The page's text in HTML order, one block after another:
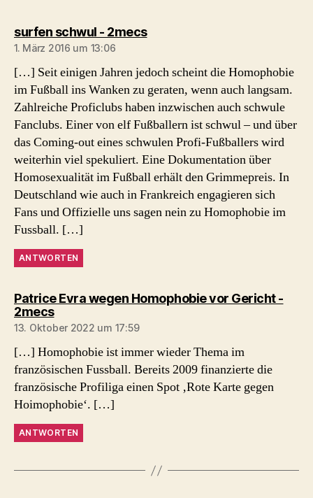
surfen schwul - 2mecssagt:
1. März 2016 um 13:06
[…] Seit einigen Jahren jedoch scheint die Homophobie
im Fußball ins Wanken zu geraten, wenn auch langsam.
Zahlreiche Proficlubs haben inzwischen auch schwule
Fanclubs. Einer von elf Fußballern ist schwul – und über
das Coming-out eines schwulen Profi-Fußballers wird
weiterhin viel spekuliert. Eine Dokumentation über
Homosexualität im Fußball erhält den Grimmepreis. In
Deutschland wie auch in Frankreich engagieren sich
Fans und Offizielle uns sagen nein zu Homophobie im
Fussball. […]
ANTWORTEN
Patrice Evra wegen Homophobie vor Gericht -
2mecssagt:
13. Oktober 2022 um 17:59
[…] Homophobie ist immer wieder Thema im
französischen Fussball. Bereits 2009 finanzierte die
französische Profiliga einen Spot ‚Rote Karte gegen
Hoimophobie‘. […]
ANTWORTEN